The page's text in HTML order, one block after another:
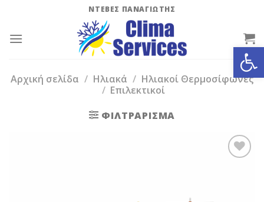
content
ΝΤΕΒΕΣ ΠΑΝΑΓΙΩΤΗΣ
Αρχική σελίδα / Ηλιακά / Ηλιακοί Θερμοσίφωνες
/ Επιλεκτικοί
ΦΙΛΤΡΆΡΙΣΜΑ